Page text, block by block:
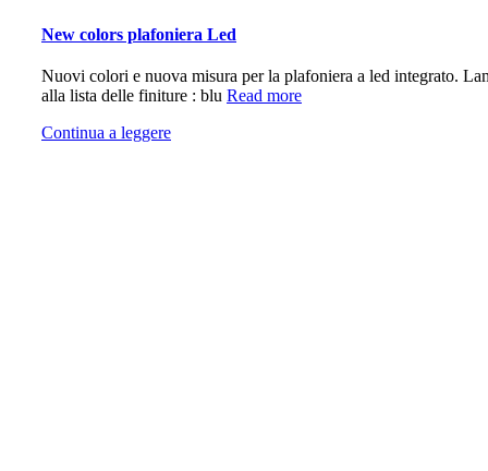
New colors plafoniera Led
Nuovi colori e nuova misura per la plafoniera a led integrato.
alla lista delle finiture : blu Read more
Continua a leggere